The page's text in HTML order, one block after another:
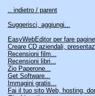
.. indietro / parent
Suggerisci, aggiungi...
EasyWebEditor per fare
Creare CD aziendali,
Recensioni film...
Recensioni libri...
Zio Paperone...
Get Software...
Immagini gratis...
Fai il tuo sito Web, hosting,